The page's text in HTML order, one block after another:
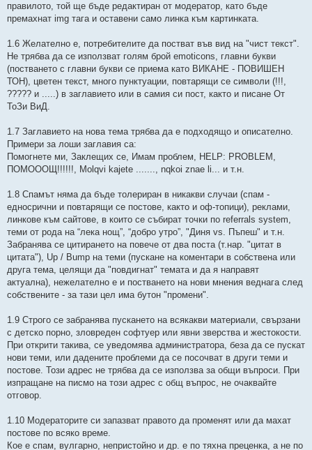
правилото, той ще бъде редактиран от модератор, като бъде
премахнат img тага и оставени само линка към картинката.
1.6 Желателно е, потребителите да постват във вид на "чист текст".
Не трябва да се използват голям брой emoticons, главни букви
(постването с главни букви се приема като ВИКАНЕ - ПОВИШЕН
ТОН), цветен текст, много пунктуации, повтарящи се символи (!!!,
????? и .....) в заглавието или в самия си пост, както и писане От
ТоЗи ВиД.
1.7 Заглавието на нова тема трябва да е подходящо и описателно.
Примери за лоши заглавия са:
Помогнете ми, Заклещих се, Имам проблем, HELP: PROBLEM,
ПОМОООЩ!!!!!!, Molqvi kajete ......., nqkoi znae li... и т.н.
1.8 Спамът няма да бъде толериран в никакви случаи (спам -
едносрични и повтарящи се постове, както и оф-топици), реклами,
линкове към сайтове, в които се събират точки по referrals system,
теми от рода на “лека нощ”, “добро утро”, "Диня vs. Пъпеш" и т.н.
Забранява се цитирането на повече от два поста (т.нар. "цитат в
цитата"), Up / Bump на теми (пускане на коментари в собствена или
друга тема, целящи да "повдигнат" темата и да я направят
актуална), нежелателно е и постването на нови мнения веднага след
собствените - за тази цел има бутон "промени".
1.9 Строго се забранява пускането на всякакви материали, свързани
с детско порно, зловреден софтуер или явни зверства и жестокости.
При открити такива, се уведомява администратора, беза да се пускат
нови теми, или дадените проблеми да се посочват в други теми и
постове. Този адрес не трябва да се използва за общи въпроси. При
изпращане на писмо на този адрес с общ въпрос, не очаквайте
отговор.
1.10 Модераторите си запазват правото да променят или да махат
постове по всяко време.
Кое е спам, вулгарно, непристойно и др. е по тяхна преценка, а не по